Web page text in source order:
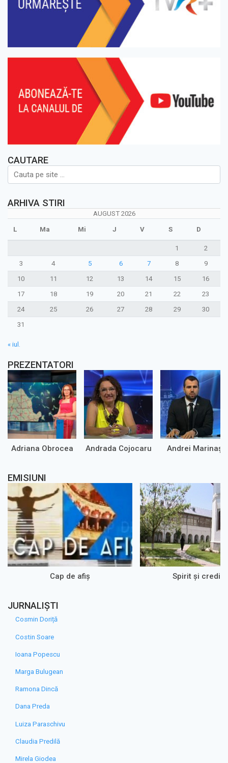
CAUTARE
ARHIVA STIRI
AUGUST 2026
L Ma Mi J V S D
1
2
3
4 5 6 7 8
9
10
11 12 13 14 15
16
17
18 19 20 21 22
23
24
25 26 27 28 29
30
31
« iul.
PREZENTATORI
Adriana Obrocea Andrada Cojocaru Andrei Marinaș
EMISIUNI
Cap de afiș Spirit şi
JURNALIȘTI
Cosmin Doriță
Costin Soare
Ioana Popescu
Marga Bulugean
Ramona Dincă
Dana Preda
Luiza Paraschivu
Claudia Predilă
Mirela Giodea